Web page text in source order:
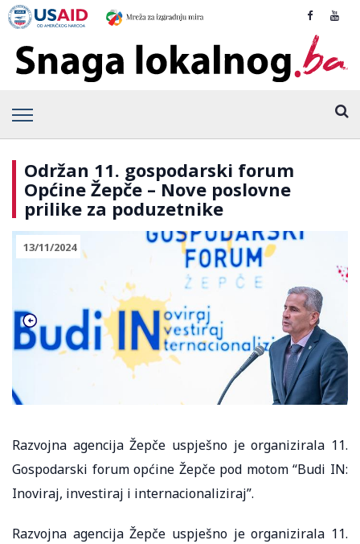
Održan 11. gospodarski forum
Općine Žepče – Nove poslovne
prilike za poduzetnike
13/11/2024
Razvojna agencija Žepče uspješno je organizirala 11.
Gospodarski forum općine Žepče pod motom “Budi IN:
Inoviraj, investiraj i internacionaliziraj”.
Razvojna agencija Žepče uspješno je organizirala 11.